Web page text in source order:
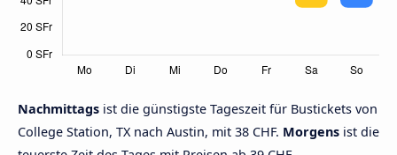
Nachmittags ist die günstigste Tageszeit für Bustickets von
College Station, TX nach Austin, mit 38 CHF. Morgens ist die